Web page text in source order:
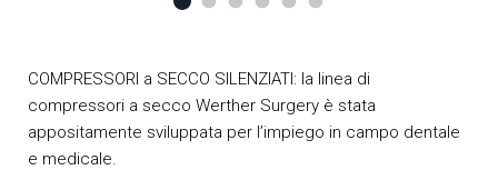
COMPRESSORI a SECCO SILENZIATI: la linea di
compressori a secco Werther Surgery è stata
appositamente sviluppata per l’impiego in campo dentale
e medicale.